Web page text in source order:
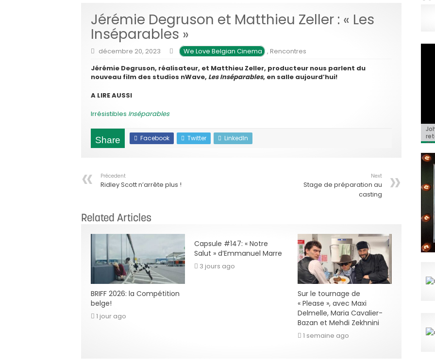
Jérémie Degruson et Matthieu Zeller : « Les
Inséparables »
décembre 20, 2023 We Love Belgian Cinema , Rencontres
Jérémie Degruson, réalisateur, et Matthieu Zeller, producteur nous parlent du
nouveau film des studios nWave, Les Inséparables, en salle aujourd’hui!
A LIRE AUSSI
Irrésistibles Inséparables
Share Facebook Twitter LinkedIn
Précedent
Ridley Scott n’arrête plus !
Next
Stage de préparation au
casting
Related Articles
BRIFF 2026: la Compétition
belge!
1 jour ago
Capsule #147: « Notre
Salut » d’Emmanuel Marre
3 jours ago
Sur le tournage de
« Please », avec Maxi
Delmelle, Maria Cavalier-
Bazan et Mehdi Zekhnini
1 semaine ago
du
«
«